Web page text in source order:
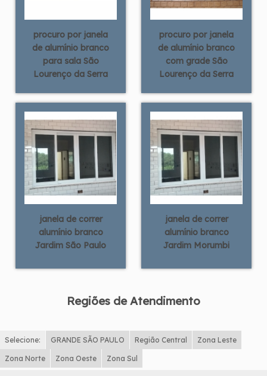
procuro por janela
de alumínio branco
para sala São
Lourenço da Serra
procuro por janela
de alumínio branco
com grade São
Lourenço da Serra
janela de correr
alumínio branco
Jardim São Paulo
janela de correr
alumínio branco
Jardim Morumbi
Regiões de Atendimento
Selecione: GRANDE SÃO PAULO Região Central Zona Leste
Zona Norte Zona Oeste Zona Sul